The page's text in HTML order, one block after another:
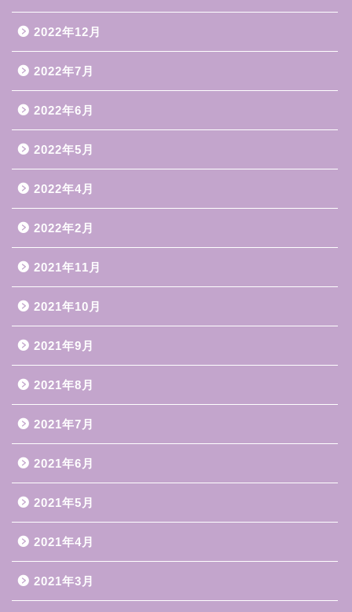
2022年12月
2022年7月
2022年6月
2022年5月
2022年4月
2022年2月
2021年11月
2021年10月
2021年9月
2021年8月
2021年7月
2021年6月
2021年5月
2021年4月
2021年3月